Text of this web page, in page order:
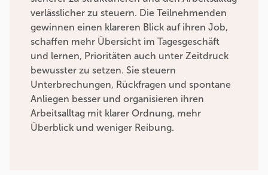
verlässlicher zu steuern. Die Teilnehmenden
gewinnen einen klareren Blick auf ihren Job,
schaffen mehr Übersicht im Tagesgeschäft
und lernen, Prioritäten auch unter Zeitdruck
bewusster zu setzen. Sie steuern
Unterbrechungen, Rückfragen und spontane
Anliegen besser und organisieren ihren
Arbeitsalltag mit klarer Ordnung, mehr
Überblick und weniger Reibung.